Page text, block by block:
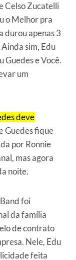
Celso Zucatelli
o Melhor pra
durou apenas 3
Ainda sim, Edu
Guedes e Você.
um
deve
Guedes fique
por Ronnie
mas agora
noite.
foi
da família
de contrato
Nele, Edu
feita